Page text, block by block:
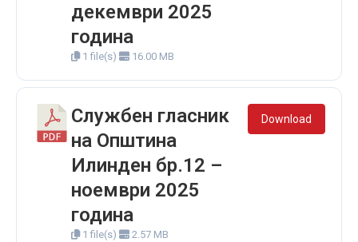
декември 2025
година
1 file(s) 16.00 MB
Службен гласник
на Општина
Илинден бр.12 –
ноември 2025
година
1 file(s) 2.57 MB
Download